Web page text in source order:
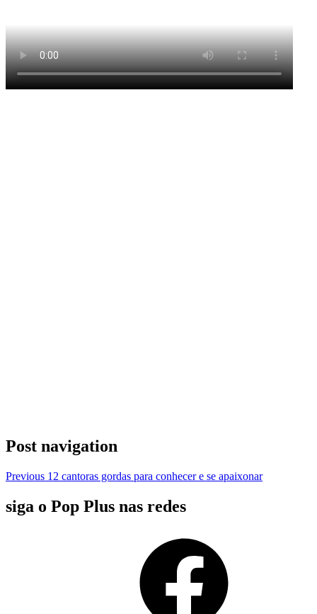
Post navigation
Previous 12 cantoras gordas para conhecer e se apaixonar
siga o Pop Plus nas redes